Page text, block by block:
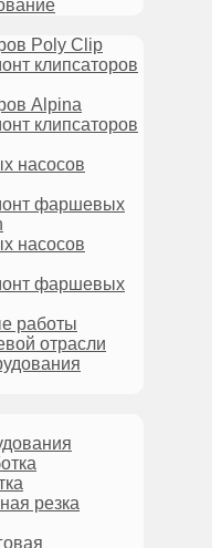
Poly Clip
клипсаторов
Alpina
клипсаторов
насосов
фаршевых
насосов
фаршевых
работы
отрасли
резка